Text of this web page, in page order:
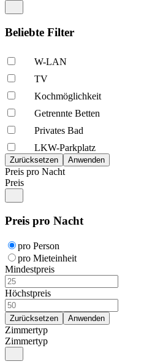
Beliebte Filter
W-LAN
TV
Kochmöglich­keit
Getrennte Betten
Privates Bad
LKW-Parkplatz
Preis pro Nacht
Preis
Preis pro Nacht
pro Person
pro Mieteinheit
Mindestpreis
Höchstpreis
Zimmertyp
Zimmertyp